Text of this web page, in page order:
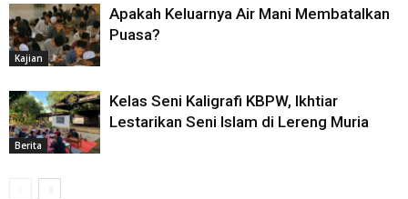
Kajian
Apakah Keluarnya Air Mani Membatalkan
Puasa?
Berita
Kelas Seni Kaligrafi KBPW, Ikhtiar
Lestarikan Seni Islam di Lereng Muria